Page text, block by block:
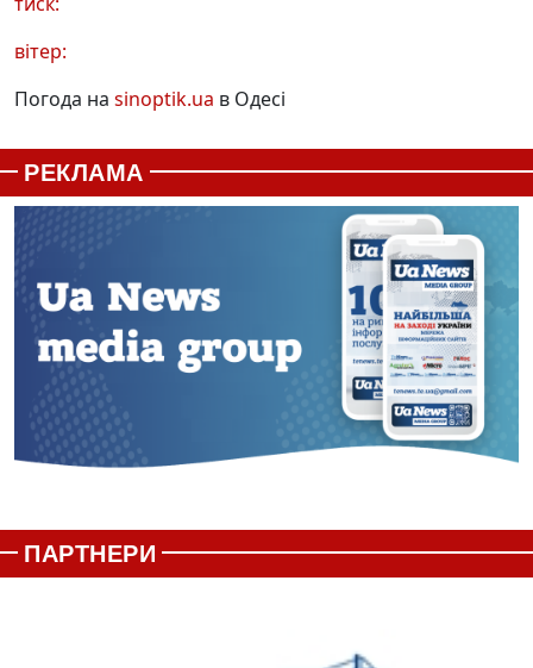
вітер:
Погода на sinoptik.ua в Одесі
РЕКЛАМА
ПАРТНЕРИ